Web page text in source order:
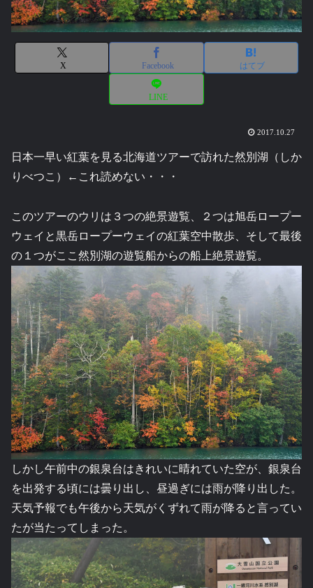
X Facebook はてブ
LINE
2017.10.27
日本一早い紅葉を見る北海道ツアーで訪れた然別湖（しか
りべつこ）←これ読めない・・・
このツアーのウリは３つの絶景遊覧、２つは旭岳ロープー
ウェイと黒岳ロープーウェイの紅葉空中散歩、そして最後
の１つがここ然別湖の遊覧船からの船上絶景遊覧。
しかし午前中の銀泉台はきれいに晴れていた空が、銀泉台
を出発する頃には曇り出し、昼過ぎには雨が降り出した。
天気予報でも午後から天気がくずれて雨が降ると言ってい
たが当たってしまった。